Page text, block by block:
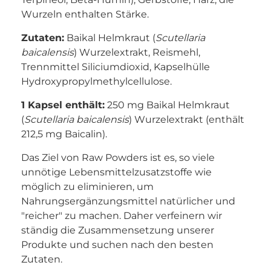
Wurzeln enthalten Stärke.
Zutaten: Baikal Helmkraut (Scutellaria
baicalensis) Wurzelextrakt, Reismehl,
Trennmittel Siliciumdioxid, Kapselhülle
Hydroxypropylmethylcellulose.
1 Kapsel enthält: 250 mg Baikal Helmkraut
(Scutellaria baicalensis) Wurzelextrakt (enthält
212,5 mg Baicalin).
Das Ziel von Raw Powders ist es, so viele
unnötige Lebensmittelzusatzstoffe wie
möglich zu eliminieren, um
Nahrungsergänzungsmittel natürlicher und
"reicher" zu machen. Daher verfeinern wir
ständig die Zusammensetzung unserer
Produkte und suchen nach den besten
Zutaten.